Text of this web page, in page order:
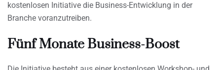
kostenlosen Initiative die Business-Entwicklung in der
Branche voranzutreiben.
Fünf Monate Business-Boost